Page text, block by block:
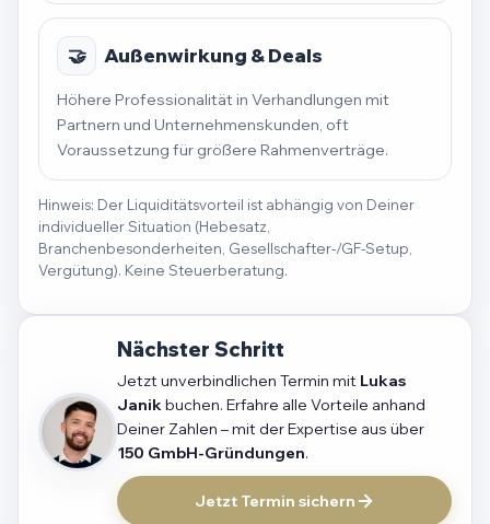
🤝 Außenwirkung & Deals
Höhere Professionalität in Verhandlungen mit
Partnern und Unternehmenskunden, oft
Voraussetzung für größere Rahmenverträge.
Hinweis: Der Liquiditätsvorteil ist abhängig von Deiner
individueller Situation (Hebesatz,
Branchenbesonderheiten, Gesellschafter-/GF-Setup,
Vergütung). Keine Steuerberatung.
Nächster Schritt
Jetzt unverbindlichen Termin mit Lukas
Janikbuchen. Erfahre alle Vorteile anhand
Deiner Zahlen – mit der Expertise aus über
150 GmbH-Gründungen.
Jetzt Termin sichern